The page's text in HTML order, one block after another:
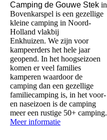
Camping de Gouwe Stek in
Bovenkarspel is een gezellige
kleine camping in Noord-
Holland vlakbij
Enkhuizen. We zijn voor
kampeerders het hele jaar
geopend. In het hoogseizoen
komen er veel families
kamperen waardoor de
camping dan een gezellige
familiecamping is, in het voor-
en naseizoen is de camping
meer een rustige 50+ camping.
Meer informatie